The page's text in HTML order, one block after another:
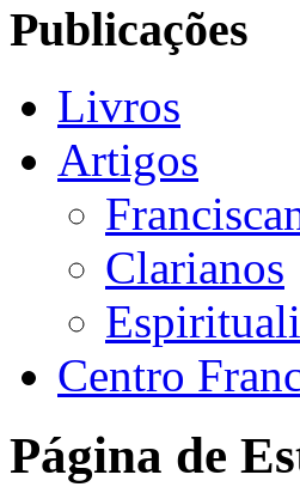
Publicações
Livros
Artigos
Clarianos
Centro
Página de